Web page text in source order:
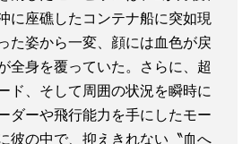
に座礁したコンテナ船に突如現
た姿から一変、顔には血色が戻
全身を覆っていた。さらに、超
ド、そして周囲の状況を瞬時に
ダーや飛行能力を手にしたモー
彼の中で、抑えきれない〝血へ